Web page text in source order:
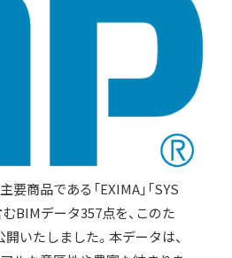
商品である「EXIMA」「SYS
BIMデータ357点を、このた
いたしました。本データは、